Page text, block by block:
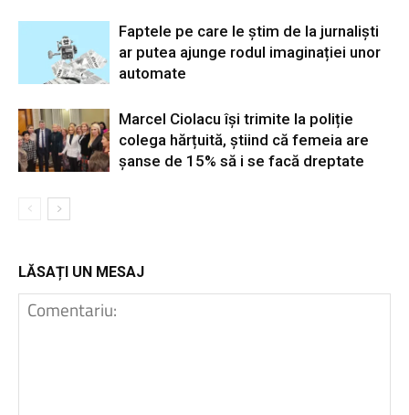
Faptele pe care le știm de la jurnaliști
ar putea ajunge rodul imaginației unor
automate
Marcel Ciolacu își trimite la poliție
colega hărțuită, știind că femeia are
șanse de 15% să i se facă dreptate
LĂSAȚI UN MESAJ